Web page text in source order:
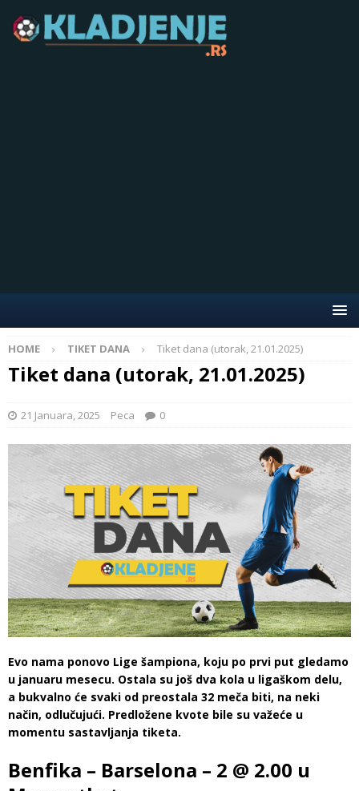
HOME TIKET DANA Tiket dana (utorak, 21.01.2025)
Tiket dana (utorak, 21.01.2025)
21 Januara, 2025 Peca 0
Evo nama ponovo Lige šampiona, koju po prvi put gledamo
u januaru mesecu. Ostala su još dva kola u ligaškom delu,
a bukvalno će svaki od preostala 32 meča biti, na neki
način, odlučujući. Predložene kvote bile su važeće u
momentu sastavljanja tiketa.
Benfika – Barselona – 2 @ 2.00 u